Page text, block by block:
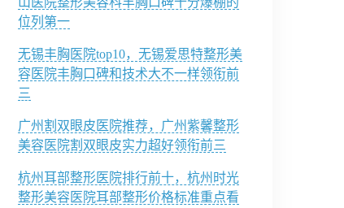
位列第一
无锡丰胸医院top10，无锡爱思特整形美
容医院丰胸口碑和技术大不一样领衔前
三
广州割双眼皮医院推荐，广州紫馨整形
美容医院割双眼皮实力超好领衔前三
杭州耳部整形医院排行前十，杭州时光
整形美容医院耳部整形价格标准重点看